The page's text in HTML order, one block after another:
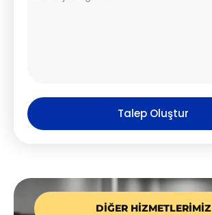
Talep Oluştur
DIĞER HIZMETLERIMIZ